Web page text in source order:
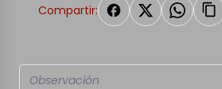
Compartir: